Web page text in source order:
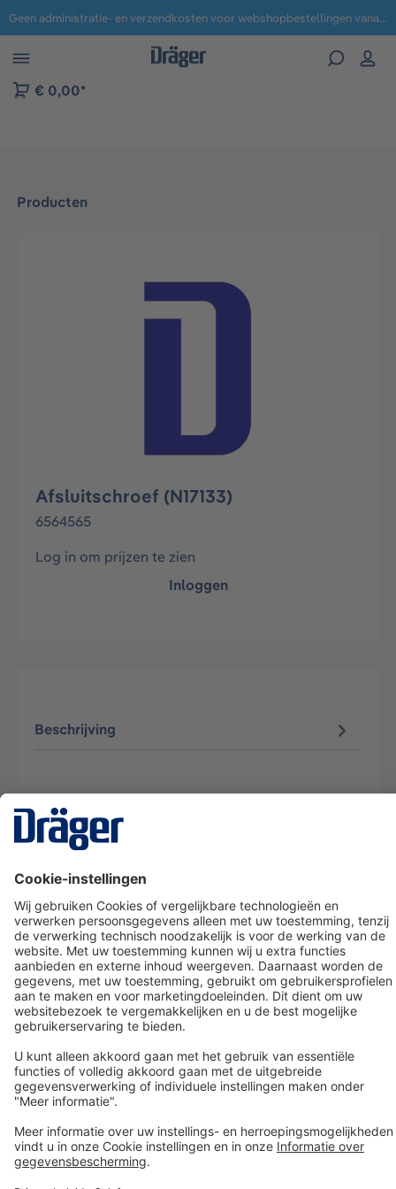
naar navigatie B2B-platform Geen administratie- en verzendkosten voor webshopbestellingen vanaf € 100,-.
€ 0,00*
Producten
Afbeeldingengalerij overslaan
Afsluitschroef (N17133)
6564565
Log in om prijzen te zien
Inloggen
Beschrijving
Dräger klantenservice
Over Dräger
Bestellen in onze webshop
Community